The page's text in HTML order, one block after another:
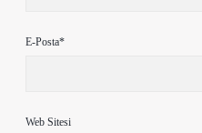
E-Posta*
Web Sitesi